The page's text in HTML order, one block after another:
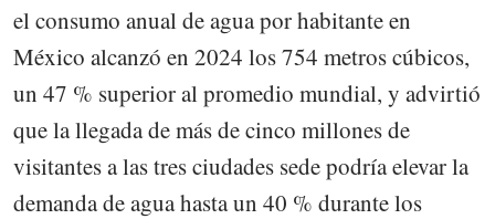
el consumo anual de agua por habitante en
México alcanzó en 2024 los 754 metros cúbicos,
un 47 % superior al promedio mundial, y advirtió
que la llegada de más de cinco millones de
visitantes a las tres ciudades sede podría elevar la
demanda de agua hasta un 40 % durante los